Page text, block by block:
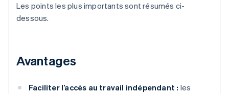
Les points les plus importants sont résumés ci-
dessous.
Avantages
Faciliter l’accès au travail indépendant : les